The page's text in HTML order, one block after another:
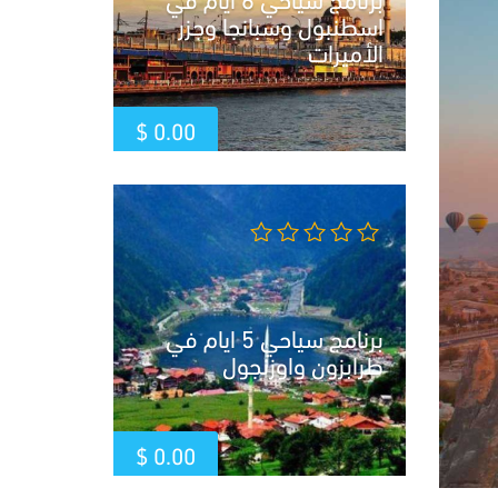
اسطنبول وسبانجا وجزر
الأميرات
$ 0.00
برنامج سياحي 5 ايام في
طرابزون واوزنجول
$ 0.00